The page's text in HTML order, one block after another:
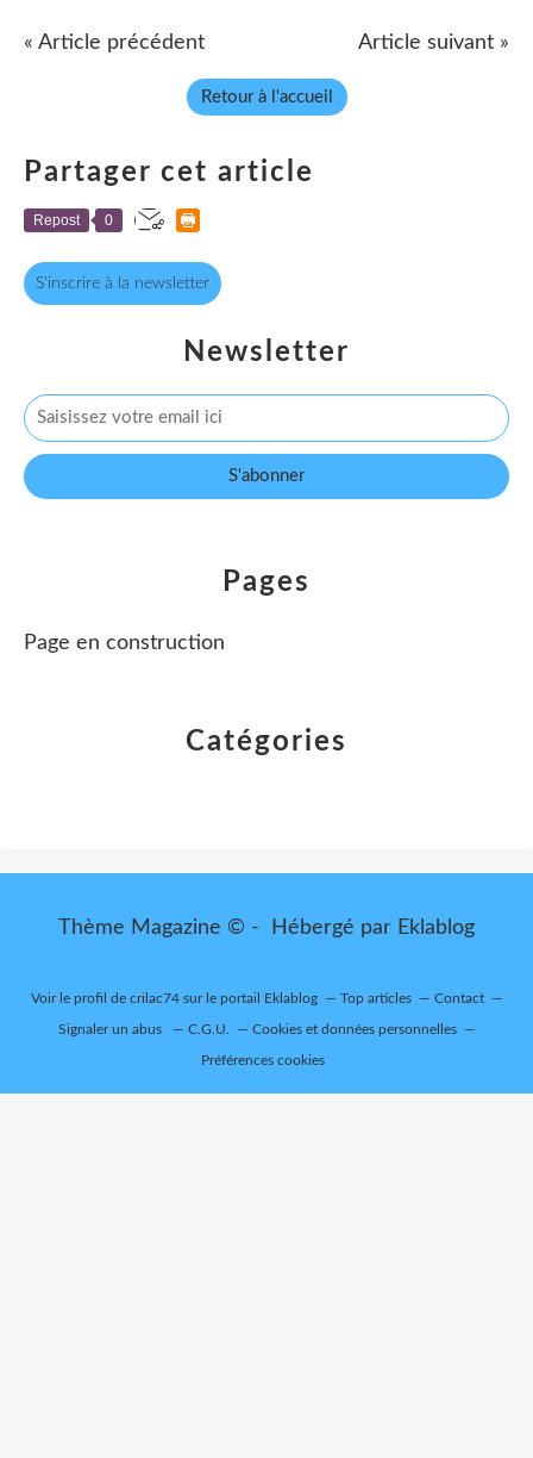
« Article précédent Article suivant »
Retour à l'accueil
Partager cet article
Repost 0
S'inscrire à la newsletter
Newsletter
Catégories
Pages
Page en construction
Thème Magazine © - Hébergé par Eklablog
Voir le profil de crilac74sur le portail Eklablog Top articles Contact
Signaler un abus C.G.U. Cookies et données personnelles
Préférences cookies